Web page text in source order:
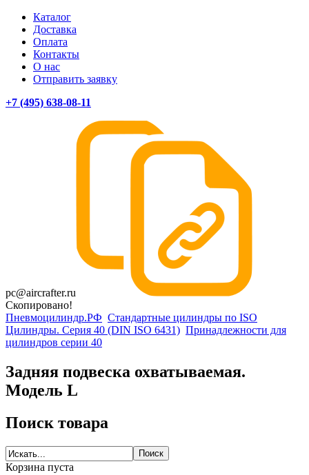
Каталог
Доставка
Оплата
Контакты
О нас
Отправить заявку
+7 (495) 638-08-11
pc@aircrafter.ru
Скопировано!
Пневмоцилиндр.РФ Стандартные цилиндры по ISO
Цилиндры. Серия 40 (DIN ISO 6431) Принадлежности для
цилиндров серии 40
Задняя подвеска охватываемая.
Модель L
Поиск товара
Корзина пуста